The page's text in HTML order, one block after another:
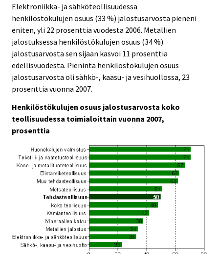
Elektroniikka- ja sähköteollisuudessa
henkilöstökulujen osuus (33 %) jalostusarvosta pieneni
eniten, yli 22 prosenttia vuodesta 2006. Metallien
jalostuksessa henkilöstökulujen osuus (34 %)
jalostusarvosta sen sijaan kasvoi 11 prosenttia
edellisvuodesta. Pienintä henkilöstökulujen osuus
jalostusarvosta oli sähkö-, kaasu- ja vesihuollossa, 23
prosenttia vuonna 2007.
Henkilöstökulujen osuus jalostusarvosta koko
teollisuudessa toimialoittain vuonna 2007,
prosenttia